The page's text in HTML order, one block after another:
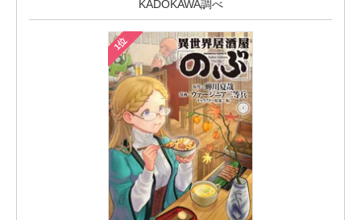
KADOKAWA調べ
1位